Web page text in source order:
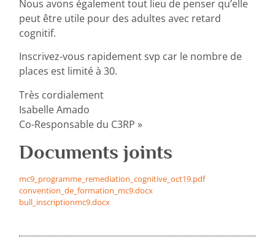
Nous avons également tout lieu de penser qu’elle
peut être utile pour des adultes avec retard
cognitif.
Inscrivez-vous rapidement svp car le nombre de
places est limité à 30.
Très cordialement
Isabelle Amado
Co-Responsable du C3RP »
Documents joints
mc9_programme_remediation_cognitive_oct19.pdf
convention_de_formation_mc9.docx
bull_inscriptionmc9.docx